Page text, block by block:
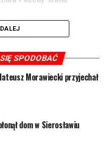
dron
SPODOBAĆ
Morawiecki przyjechał
dom w Sierosławiu